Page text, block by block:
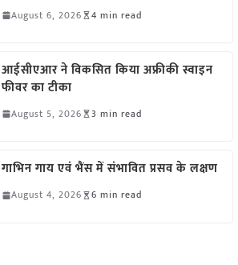
August 6, 2026 4 min read
आईसीएआर ने विकसित किया अफ्रीकी स्वाइन
फीवर का टीका
August 5, 2026 3 min read
गाभिन गाय एवं भैंस में संभावित प्रसव के लक्षण
August 4, 2026 6 min read